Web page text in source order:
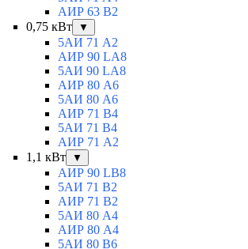
АИР 63 B2
0,75 кВт
▼
5АИ 71 A2
АИР 90 LA8
5АИ 90 LA8
АИР 80 А6
5АИ 80 A6
АИР 71 В4
5АИ 71 B4
АИР 71 A2
1,1 кВт
▼
АИР 90 LB8
5АИ 71 B2
АИР 71 В2
5АИ 80 A4
АИР 80 А4
5АИ 80 В6